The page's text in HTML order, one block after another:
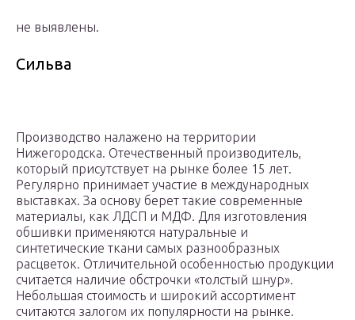
не выявлены.
Сильва
Производство налажено на территории
Нижегородска. Отечественный производитель,
который присутствует на рынке более 15 лет.
Регулярно принимает участие в международных
выставках. За основу берет такие современные
материалы, как ЛДСП и МДФ. Для изготовления
обшивки применяются натуральные и
синтетические ткани самых разнообразных
расцветок. Отличительной особенностью продукции
считается наличие обстрочки «толстый шнур».
Небольшая стоимость и широкий ассортимент
считаются залогом их популярности на рынке.